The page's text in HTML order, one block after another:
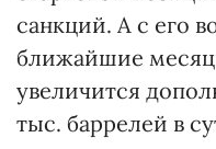
санкций. А с его
ближайшие
увеличится
тыс. баррелей в